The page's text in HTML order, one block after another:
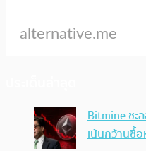
Bitmine ชะ
เน้นกว้านซื้